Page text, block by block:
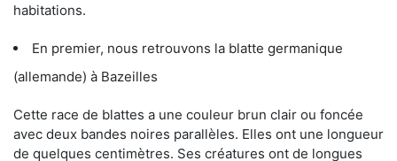
habitations.
En premier, nous retrouvons la blatte germanique
(allemande) à Bazeilles
Cette race de blattes a une couleur brun clair ou foncée
avec deux bandes noires parallèles. Elles ont une longueur
de quelques centimètres. Ses créatures ont de longues